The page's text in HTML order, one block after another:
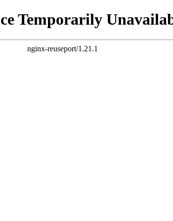
Temporarily
nginx-reuseport/1.21.1